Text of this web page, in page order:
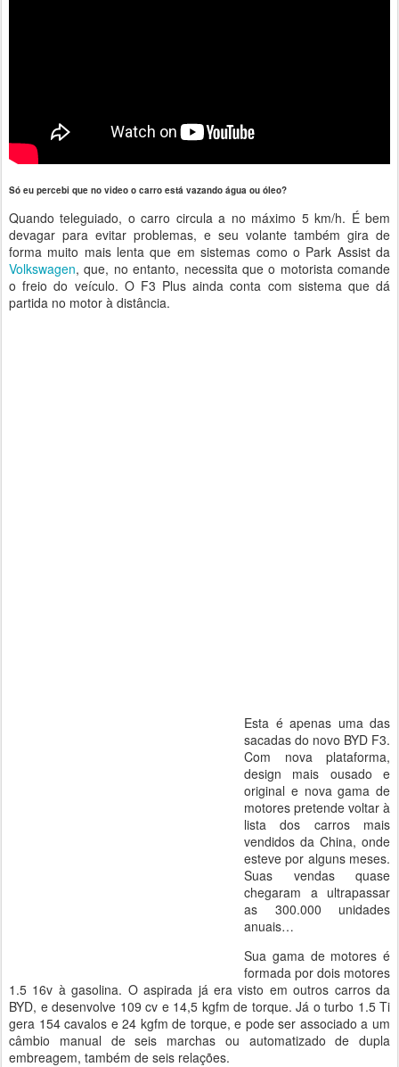
Só eu percebi que no video o carro está vazando água ou óleo?
Quando teleguiado, o carro circula a no máximo 5 km/h. É bem
devagar para evitar problemas, e seu volante também gira de
forma muito mais lenta que em sistemas como o Park Assist da
Volkswagen, que, no entanto, necessita que o motorista comande
o freio do veículo. O F3 Plus ainda conta com sistema que dá
partida no motor à distância.
Esta é apenas uma das
sacadas do novo BYD F3.
Com nova plataforma,
design mais ousado e
original e nova gama de
motores pretende voltar à
lista dos carros mais
vendidos da China, onde
esteve por alguns meses.
Suas vendas quase
chegaram a ultrapassar
as 300.000 unidades
anuais…
Sua gama de motores é
formada por dois motores
1.5 16v à gasolina. O aspirada já era visto em outros carros da
BYD, e desenvolve 109 cv e 14,5 kgfm de torque. Já o turbo 1.5 Ti
gera 154 cavalos e 24 kgfm de torque, e pode ser associado a um
câmbio manual de seis marchas ou automatizado de dupla
embreagem, também de seis relações.